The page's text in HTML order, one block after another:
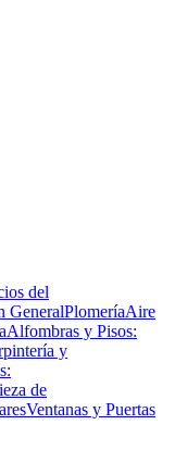
del
GeneralPlomeríaAire
Alfombras y Pisos:
y
de
Ventanas y Puertas